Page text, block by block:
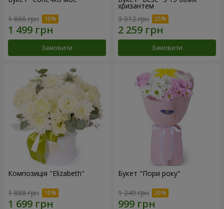
1 666 грн
Замовити
хризантем
3 012 грн
Замовити
Композиція "Elizabeth"
1 888 грн
Букет "Пори року"
1 249 грн